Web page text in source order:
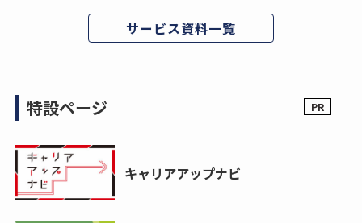
サービス資料一覧
特設ページ
キャリアアップナビ